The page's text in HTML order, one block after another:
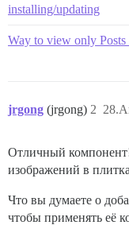
installing/updating
Way to view only
jrgong (jrgong) 2
Отличный
изображений в
Что вы думаете о
чтобы применять её